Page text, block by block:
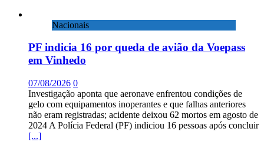
Nacionais
PF indicia 16 por queda de avião da Voepass
em Vinhedo
07/08/2026 0
Investigação aponta que aeronave enfrentou condições de
gelo com equipamentos inoperantes e que falhas anteriores
não eram registradas; acidente deixou 62 mortos em agosto de
2024 A Polícia Federal (PF) indiciou 16 pessoas após concluir
[...]